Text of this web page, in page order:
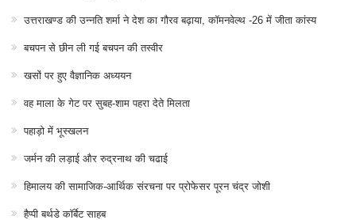
उत्तराखण्ड की उन्नति शर्मा ने देश का गौरव बढ़ाया, कॉमनवेल्थ -26 में जीता कांस्य
बचपन से छीन ली गई बचपन की तस्वीर
खसों पर हुए वैज्ञानिक अध्ययन
वह माला के गेट पर सुबह-शाम पहरा देते मिलता
पहाड़ो में भूस्खलन
जर्मन की लड़ाई और रुद्रनाथ की चढाई
हिमालय की सामाजिक-आर्थिक संरचना पर प्रोफेसर पूरन चंद्र जोशी
हैप्पी बर्थडे कॉर्बेट साहब